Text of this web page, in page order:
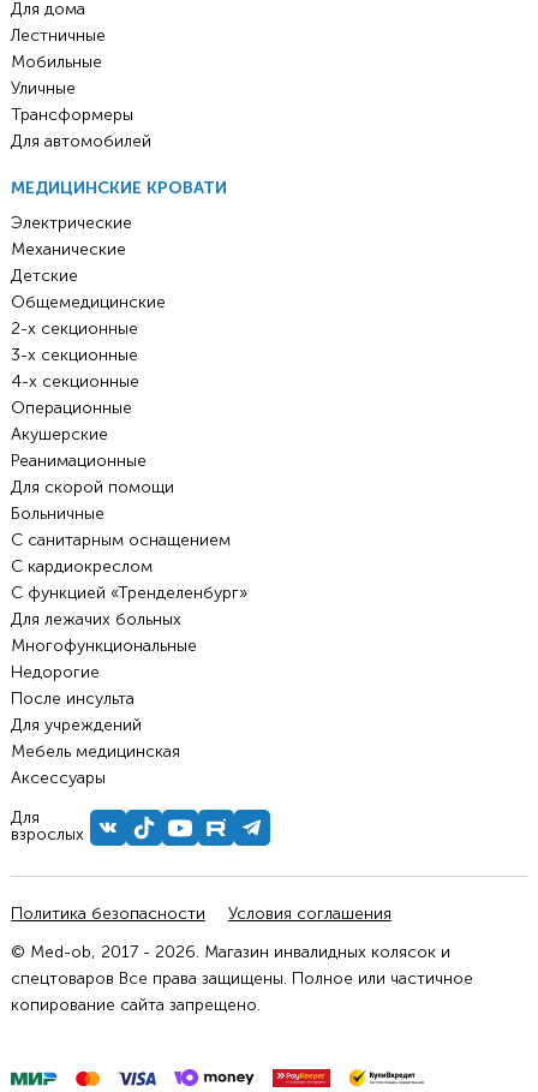
Для дома
Лестничные
Мобильные
Уличные
Трансформеры
Для автомобилей
МЕДИЦИНСКИЕ КРОВАТИ
Электрические
Механические
Детские
Общемедицинские
2-х секционные
3-х секционные
4-х секционные
Операционные
Акушерские
Реанимационные
Для скорой помощи
Больничные
С санитарным оснащением
С кардиокреслом
С функцией «Тренделенбург»
Для лежачих больных
Многофункциональные
Недорогие
После инсульта
Для учреждений
Мебель медицинская
Аксессуары
Для
взрослых
Политика безопасности
Условия соглашения
© Med-ob, 2017 - 2026. Магазин инвалидных колясок и
спецтоваров Все права защищены. Полное или частичное
копирование сайта запрещено.